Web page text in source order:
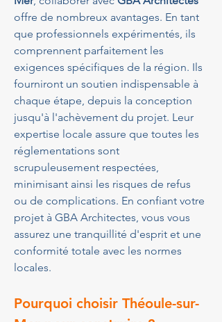
offre de nombreux avantages. En tant
que professionnels expérimentés, ils
comprennent parfaitement les
exigences spécifiques de la région. Ils
fourniront un soutien indispensable à
chaque étape, depuis la conception
jusqu'à l'achèvement du projet. Leur
expertise locale assure que toutes les
réglementations sont
scrupuleusement respectées,
minimisant ainsi les risques de refus
ou de complications. En confiant votre
projet à GBA Architectes, vous vous
assurez une tranquillité d'esprit et une
conformité totale avec les normes
locales.
Pourquoi choisir Théoule-sur-